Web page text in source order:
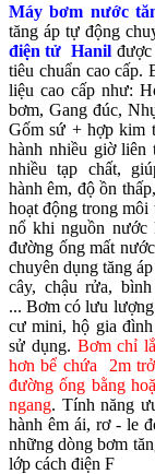
Máy bơm nước
tăng áp tự động
điện tử Hanil được
tiêu chuẩn cao cấp.
liệu cao cấp như:
bơm, Gang đúc,
Gốm sứ + hợp kim
hành nhiều giờ liên
nhiều tạp chất,
hành êm, độ ồn
hoạt động trong
nổ khi nguồn nước
đường ống mất
chuyên dụng tăng
cây, chậu rửa,
... Bơm có lưu
cư mini, hộ gia
sử dụng. Bơm chỉ
hơn bể chứa 2m
đường ống bằng
ngang. Tính năng
hành êm ái, rơ - le
những dòng bơm
lớp cách điện F